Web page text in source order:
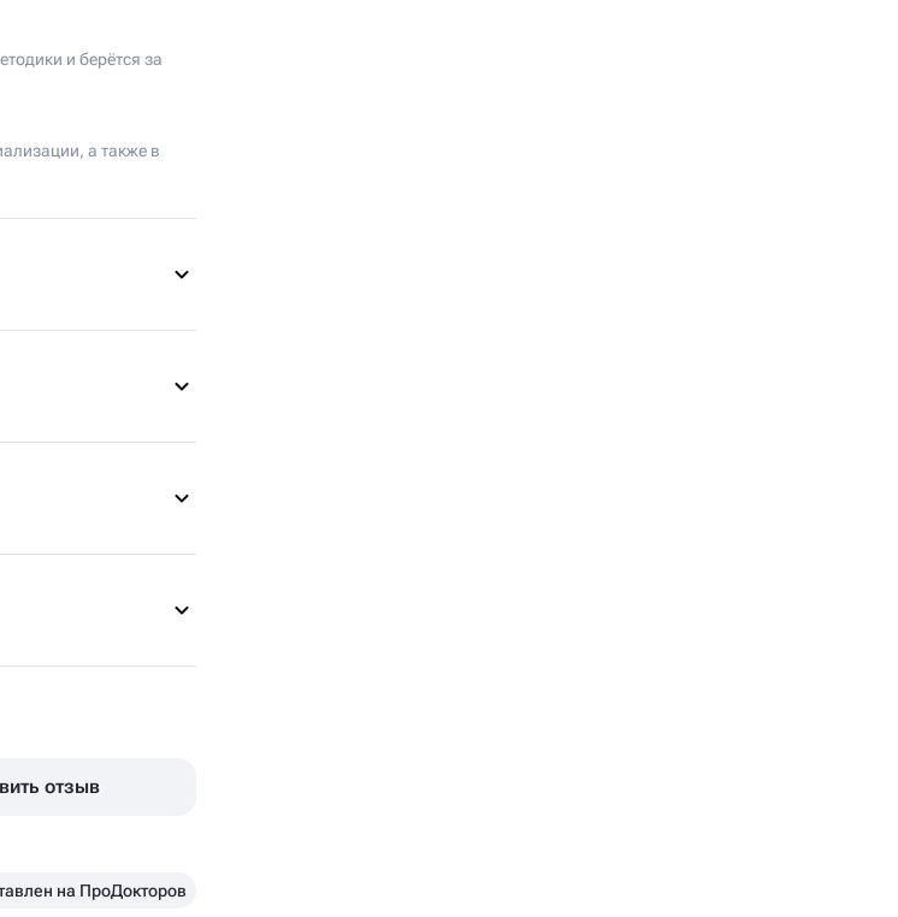
и берётся за
а также в
отзыв
на ПроДокторов